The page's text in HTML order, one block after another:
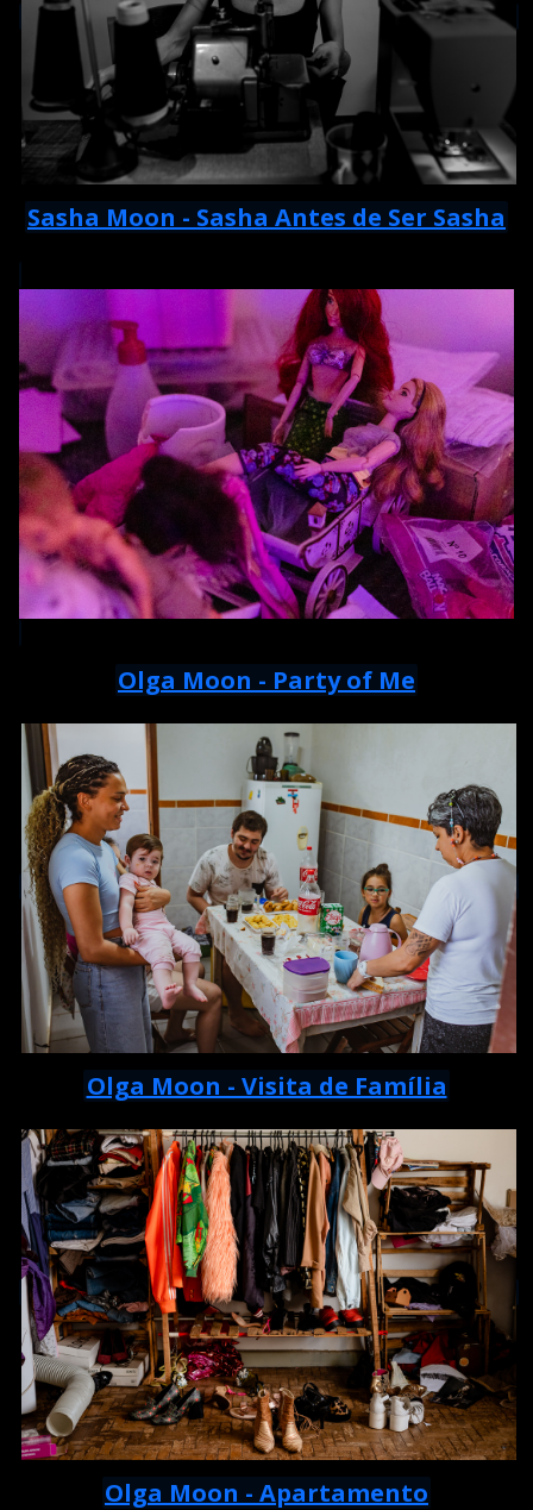
Sasha Moon - Sasha Antes de Ser Sasha
Olga Moon - Party of Me
Olga Moon - Visita de Família
Olga Moon - Apartamento